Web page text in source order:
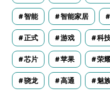
智能 智能家居
正式 游戏 科
芯片 苹果 荣
骁龙 高通 魅